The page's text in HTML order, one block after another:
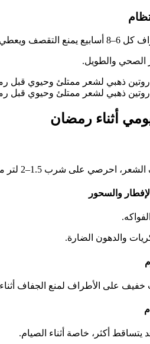
الصحي والطويل.
روتين ذهبي لشعر ممتلئ وحيوي قبل
ذهبي لشعر ممتلئ وحيوي قبل
أثناء رمضان
شرب 1.5–2 لتر ماء بين الإفطار والسحور.
والسحور
والدهون الضارة.
على الأطراف لمنع الجفاف أثناء
يتساقط أكثر، خاصة أثناء الصيام.